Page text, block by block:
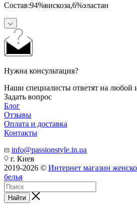
Состав:94%вискоза,6%эластан
Нужна консультация?
Наши специалисты ответят на любой
Задать вопрос
Блог
Отзывы
Оплата и доставка
Контакты
info@passionstyle.in.ua
г. Киев
2019-2026 © Интернет магазин
белья
Найти